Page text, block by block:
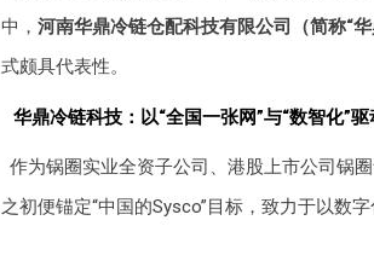
中， 河南华鼎冷链仓配科技有限公司（简称“华
式颇具代表性。
华鼎冷链科技：以“全国一张网”与“数智化”
作为锅圈实业全资子公司、港股上市公司锅
之初便锚定“中国的Sysco”目标，致力于以数字